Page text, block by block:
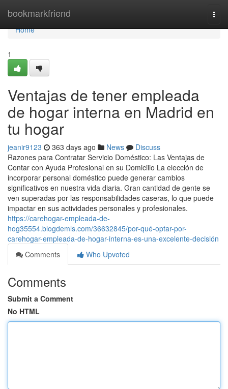
bookmarkfriend
Home
Home
1
Ventajas de tener empleada
de hogar interna en Madrid en
tu hogar
jeanir9123 363 days ago News
Discuss
Razones para Contratar Servicio Doméstico: Las Ventajas de
Contar con Ayuda Profesional en su Domicilio La elección de
incorporar personal doméstico puede generar cambios
significativos en nuestra vida diaria. Gran cantidad de gente se
ven superadas por las responsabilidades caseras, lo que puede
impactar en sus actividades personales y profesionales.
https://carehogar-empleada-de-
hog35554.blogdemls.com/36632845/por-qué-optar-por-
carehogar-empleada-de-hogar-interna-es-una-excelente-decisión
Comments
Who Upvoted
Comments
Submit a Comment
No HTML